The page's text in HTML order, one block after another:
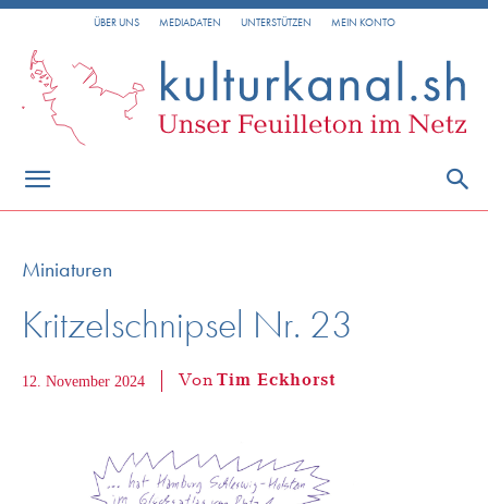
ÜBER UNS MEDIADATEN UNTERSTÜTZEN MEIN KONTO
Miniaturen
Kritzelschnipsel Nr. 23
12. November 2024 VonTim Eckhorst